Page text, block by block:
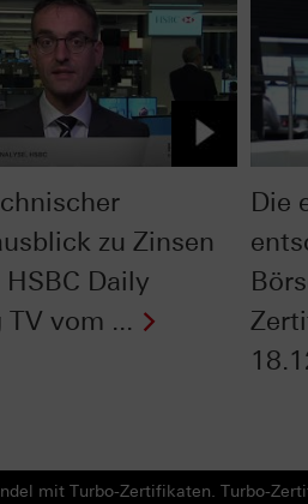
zu Zinsen
Daily
TV vom ...
Die
mit Turbo-Zertifikaten. Turbo-